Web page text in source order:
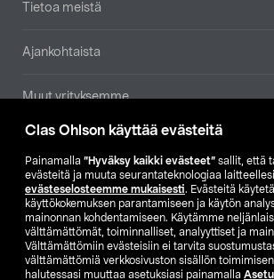
Clas Ohlson käyttää evästeitä
Painamalla ”Hyväksy kaikki evästeet” sallit, että
evästeitä ja muuta seurantateknologiaa laitteellesi
evästeselosteemme mukaisesti. Evästeitä
käyttökokemuksen parantamiseen ja käytön
mainonnan kohdentamiseen. Käytämme
välttämättömät, toiminnalliset, analyyttiset ja
Välttämättömiin evästeisiin ei tarvita
välttämättömiä verkkosivuston sisällön
halutessasi muuttaa asetuksiasi painamalla
Tietoa meistä
Ajankohtaista
Muut yrityksemme
Etsi myymälä
SE NO FI
FI SV